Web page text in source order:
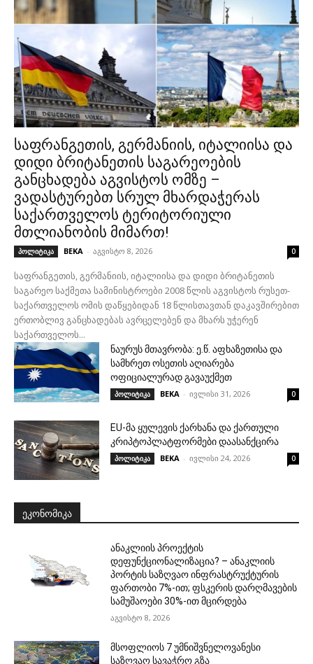
საფრანგეთის, გერმანიის, იტალიისა და
დიდი ბრიტანეთის საგარეოების
განცხადება აგვისტოს ომზე –
ვადასტურებთ სრულ მხარდაჭერას
საქართველოს ტერიტორიული
მთლიანობის მიმართ!
პოლიტიკა BEKA - აგვისტო 8, 2026 0
საფრანგეთის, გერმანიის, იტალიისა და დიდი ბრიტანეთის
საგარეო საქმეთა სამინისტროები 2008 წლის აგვისტოს რუსეთ-
საქართველოს ომის დაწყებიდან 18 წლისთავთან დაკავშირებით
ერთობლივ განცხადებას ავრცელებენ და მხარს უჭერენ
საქართველოს...
ნაურუს მთავრობა: ე.წ. აფხაზეთისა და
სამხრეთ ოსეთის აღიარება
ოფიციალურად გავაუქმეთ
პოლიტიკა BEKA - ივლისი 31, 2026 0
EU-მა ყულევის ქარხანა და ქართული
კრიპტოპლატფორმები დაასანქცირა
პოლიტიკა BEKA - ივლისი 24, 2026 0
ᲔᲙᲝᲜᲝᲛᲘᲙᲐ
ანაკლიის პროექტის
დეფუნქციონალიზაცია? – ანაკლიის
პორტის საზღვაო ინფრასტრუქტურის
ფართობი 7%-ით; ფსკერის დარღმავების
სამუშაოები 30%-ით მცირდება
აგვისტო 8, 2026
მსოფლიოს 7 უმნიშვნელოვანესი
საზღვაო სავაჭრო გზა